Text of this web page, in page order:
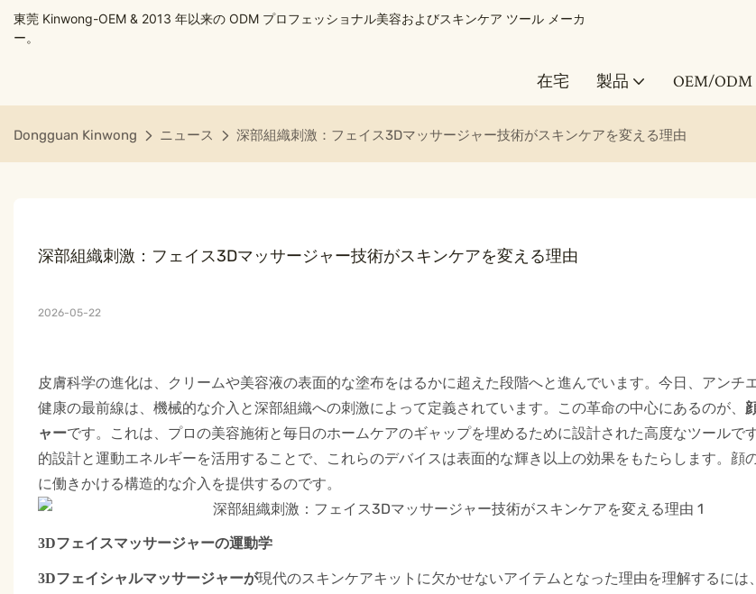
東莞 Kinwong-OEM & 2013 年以来の ODM プロフェッショナル美容およびスキンケア ツール メーカ
ー。
在宅 製品 OEM/ODM
Dongguan Kinwong ニュース 深部組織刺激：フェイス3Dマッサージャー技術がスキンケアを変える理由
深部組織刺激：フェイス3Dマッサージャー技術がスキンケアを変える理由
2026-05-22
皮膚科学の進化は、クリームや美容液の表面的な塗布をはるかに超えた段階へと進んでいます。今日、アンチ
健康の最前線は、機械的な介入と深部組織への刺激によって定義されています。この革命の中心にあるのが、
ャーです。これは、プロの美容施術と毎日のホームケアのギャップを埋めるために設計された高度なツールで
的設計と運動エネルギーを活用することで、これらのデバイスは表面的な輝き以上の効果をもたらします。顔
に働きかける構造的な介入を提供するのです。
3Dフェイスマッサージャーの運動学
3Dフェイシャルマッサージャーが現代のスキンケアキットに欠かせないアイテムとなった理由を理解するには、